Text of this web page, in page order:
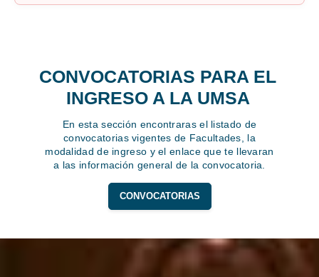
CONVOCATORIAS PARA EL
INGRESO A LA UMSA
En esta sección encontraras el listado de
convocatorias vigentes de Facultades, la
modalidad de ingreso y el enlace que te llevaran
a las información general de la convocatoria.
CONVOCATORIAS